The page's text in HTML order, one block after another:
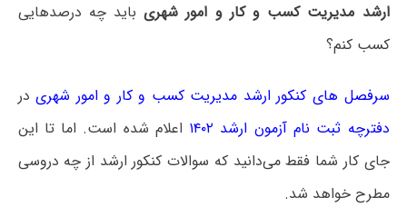
ارشد مدیریت کسب و کار و امور شهریباید چه درصدهایی
کسب کنم؟
سرفصل های کنکور ارشد مدیریت کسب و کار و امور شهریدر
دفترچه ثبت نام آزمون ارشد ۱۴۰۲
اعلام شده است. اما تا این
جای کار شما فقط می‌دانید که سوالات کنکور ارشد از چه دروسی
مطرح خواهد شد.